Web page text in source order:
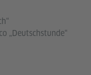
„Deutschstunde“